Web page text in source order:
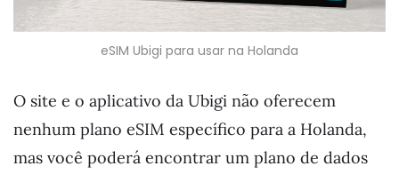
eSIM Ubigi para usar na Holanda
O site e o aplicativo da Ubigi não oferecem
nenhum plano eSIM específico para a Holanda,
mas você poderá encontrar um plano de dados